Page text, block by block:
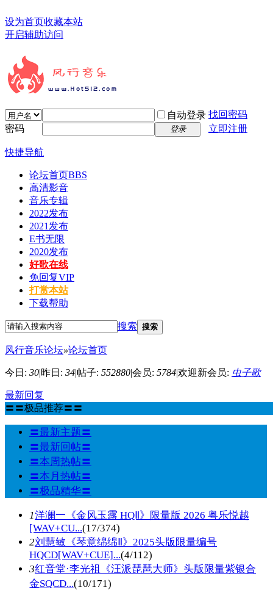
设为首页收藏本站
开启辅助访问
自动登录 找回密码
密码
登录 立即注册
快捷导航
论坛首页BBS
高清影音
音乐专辑
2022发布
2021发布
E书无限
2020发布
好歌在线
免回复VIP
打赏本站
下载帮助
搜索 搜索
风行音乐论坛»论坛首页
今日: 30|昨日: 34|帖子: 552880|会员: 5784|欢迎新会员: 虫子歌
最新回复
〓〓极品推荐〓〓
〓最新主题〓
〓最新回帖〓
〓本周热帖〓
〓本月热帖〓
〓极品精华〓
1洋澜一《金风玉露 HQⅡ》限量版 2026 粤乐悦越
[WAV+CU...(17/374)
2刘慧敏《琴意绵绵Ⅱ》2025头版限量编号
HQCD[WAV+CUE]...(4/112)
3红音堂·李光祖《汪派琵琶大师》头版限量紫银合
金SQCD...(10/171)